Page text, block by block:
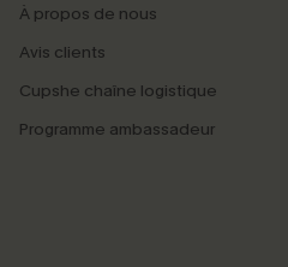
À propos de nous
Avis clients
Cupshe chaîne logistique
Programme ambassadeur